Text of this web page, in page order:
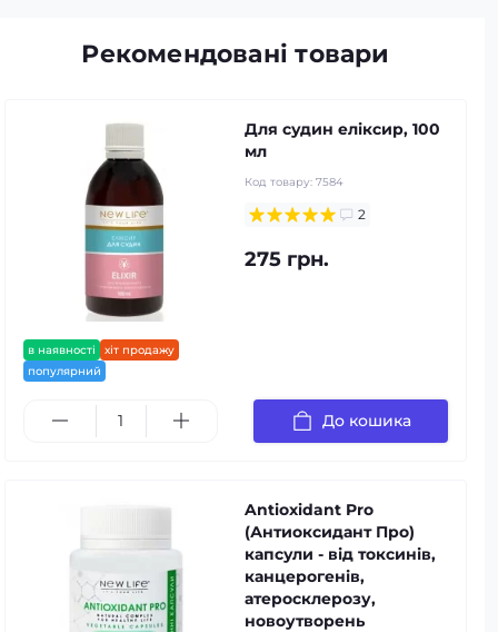
Рекомендовані товари
в наявності
хіт продажу
популярний
Для судин еліксир, 100
мл
Код товару: 7584
2
275 грн.
До кошика
Antioxidant Pro
(Антиоксидант Про)
капсули - від токсинів,
канцерогенів,
атеросклерозу,
новоутворень